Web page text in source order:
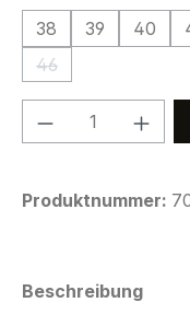
38
39 40
46
(Diese Option ist
Produkt
Produktnummer:
Beschreibung